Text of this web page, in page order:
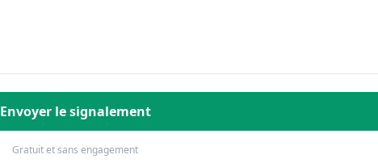
Envoyer le signalement
Gratuit et sans engagement